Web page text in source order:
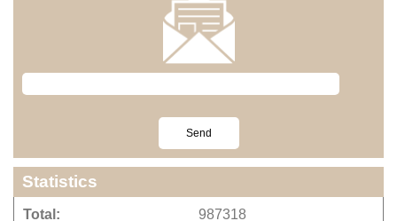
Statistics
Total: 987318